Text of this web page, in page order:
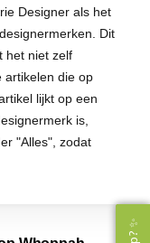
Designer als het
Dit
het niet zelf
artikelen die op
lijkt op een
is,
"Alles", zodat